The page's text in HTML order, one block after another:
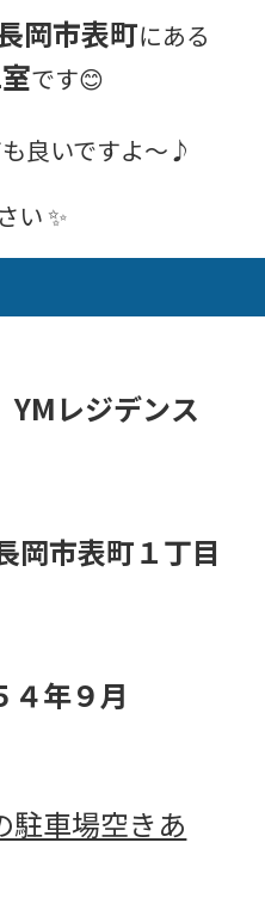
岡市表町にある
です😊
良いですよ～♪
い ✨
YMレジデンス
岡市表町１丁目
４年９月
車場空きあ